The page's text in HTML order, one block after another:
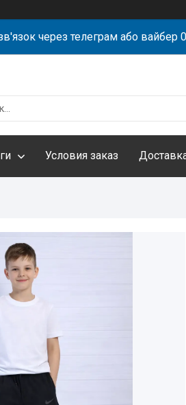
через телеграм або вайбер
Условия заказ